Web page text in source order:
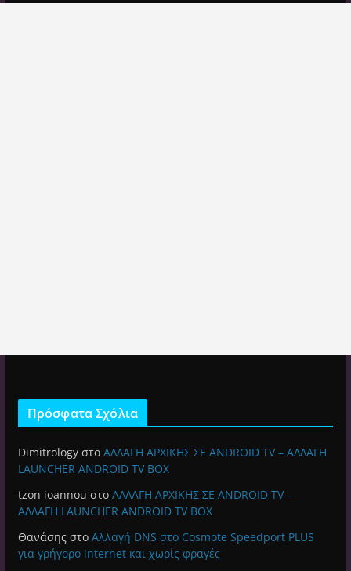
Πρόσφατα Σχόλια
Dimitrologyστο ΑΛΛΑΓΗ ΑΡΧΙΚΗΣ ΣΕ ANDROID TV – ΑΛΛΑΓΗ
LAUNCHER ANDROID TV BOX
tzon ioannou στο ΑΛΛΑΓΗ ΑΡΧΙΚΗΣ ΣΕ ANDROID TV –
ΑΛΛΑΓΗ LAUNCHER ANDROID TV BOX
Θανάσηςστο Αλλαγή DNS στο Cosmote Speedport PLUS
για γρήγορο internet και χωρίς φραγές